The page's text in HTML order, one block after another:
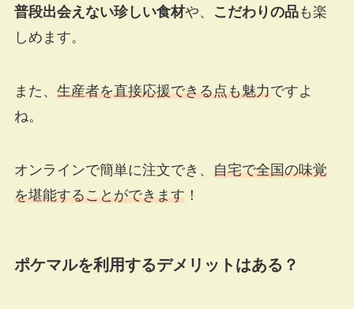
普段出会えない珍しい食材や、 こだわりの品も楽
しめます。
また、 生産者を直接応援できる点も魅力ですよ
ね。
オンラインで簡単に注文でき、 自宅で全国の味覚
を堪能することができます！
ポケマルを利用するデメリットはある？